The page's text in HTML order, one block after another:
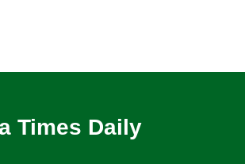
Times Daily